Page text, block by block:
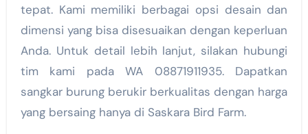
tepat. Kami memiliki berbagai opsi desain dan
dimensi yang bisa disesuaikan dengan keperluan
Anda. Untuk detail lebih lanjut, silakan hubungi
tim kami pada WA 08871911935. Dapatkan
sangkar burung berukir berkualitas dengan harga
yang bersaing hanya di Saskara Bird Farm.